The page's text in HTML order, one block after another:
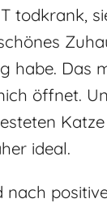
todkrank,
habe.
öffnet.
ideal.
nach